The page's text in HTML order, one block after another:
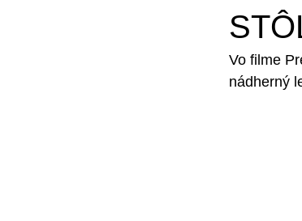
Vo filme
nádherný